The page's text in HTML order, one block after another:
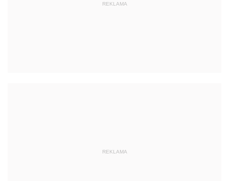
REKLAMA
REKLAMA